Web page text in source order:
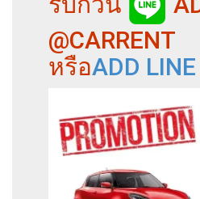
@CARRENT
หรือADD